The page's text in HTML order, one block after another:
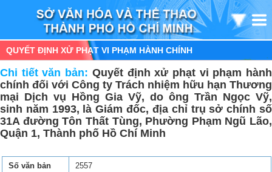
QUYẾT ĐỊNH XỬ PHẠT VI PHẠM HÀNH CHÍNH
Chi tiết văn bản: Quyết định xử phạt vi phạm hành
chính đối với Công ty Trách nhiệm hữu hạn Thương
mại Dịch vụ Hồng Gia Vỹ, do ông Trần Ngọc Vỹ,
sinh năm 1993, là Giám đốc, địa chỉ trụ sở chính số
31A đường Tôn Thất Tùng, Phường Phạm Ngũ Lão,
Quận 1, Thành phố Hồ Chí Minh
Số văn bản
2557